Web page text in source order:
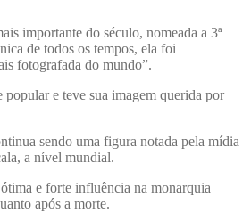
importante do século, nomeada a 3ª
de todos os tempos, ela foi
fotografada do mundo”.
e teve sua imagem querida por
sendo uma figura notada pela mídia
a nível mundial.
e forte influência na monarquia
após a morte.